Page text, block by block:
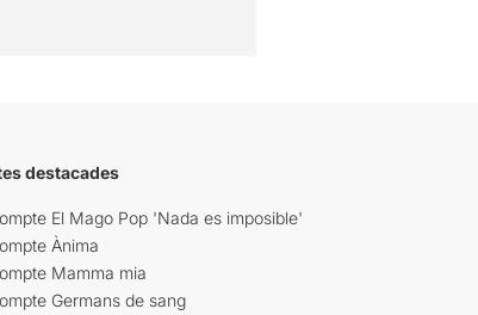
destacades
El Mago Pop 'Nada es imposible'
Ànima
Mamma mia
Germans de sang